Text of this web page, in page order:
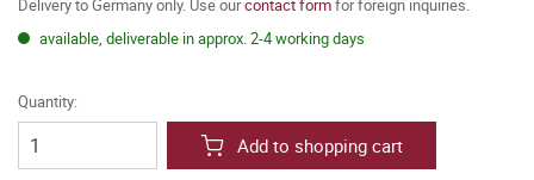
Delivery to Germany only. Use ourcontact formfor foreign inquiries.
available, deliverable in approx. 2-4 working days
Quantity:
Add to shopping cart